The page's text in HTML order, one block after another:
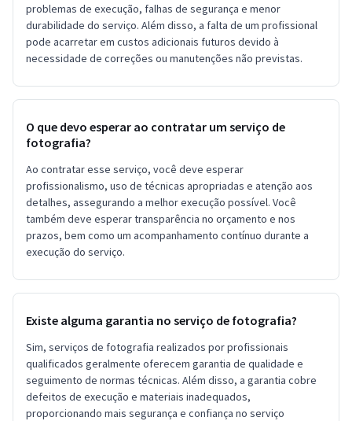
problemas de execução, falhas de segurança e menor
durabilidade do serviço. Além disso, a falta de um profissional
pode acarretar em custos adicionais futuros devido à
necessidade de correções ou manutenções não previstas.
O que devo esperar ao contratar um serviço de
fotografia?
Ao contratar esse serviço, você deve esperar
profissionalismo, uso de técnicas apropriadas e atenção aos
detalhes, assegurando a melhor execução possível. Você
também deve esperar transparência no orçamento e nos
prazos, bem como um acompanhamento contínuo durante a
execução do serviço.
Existe alguma garantia no serviço de fotografia?
Sim, serviços de fotografia realizados por profissionais
qualificados geralmente oferecem garantia de qualidade e
seguimento de normas técnicas. Além disso, a garantia cobre
defeitos de execução e materiais inadequados,
proporcionando mais segurança e confiança no serviço